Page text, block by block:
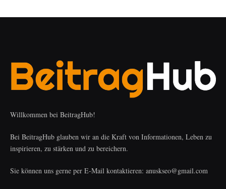
Willkommen bei BeitragHub!
Bei BeitragHub glauben wir an die Kraft von Informationen, Leben zu
inspirieren, zu stärken und zu bereichern.
Sie können uns gerne per E-Mail kontaktieren: anuskseo@gmail.com